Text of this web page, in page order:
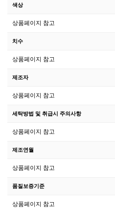
색상
상품페이지 참고
치수
상품페이지 참고
제조자
상품페이지 참고
세탁방법 및 취급시 주의사항
상품페이지 참고
제조연월
상품페이지 참고
품질보증기준
상품페이지 참고